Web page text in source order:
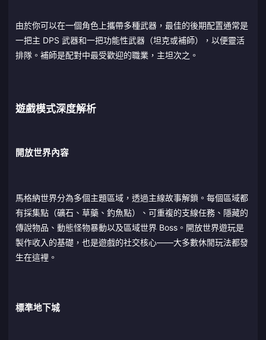
由於你可以在一個角色上攜帶多種武器，最佳的後期配置通常是
一把主 DPS 武器和一把功能性武器（坦克或補師），以便靈活
排隊。補師是配對中最受歡迎的職業，主坦次之。
遊戲模式深度解析
開放世界內容
馬格納世界分為多個主題區域，透過主線故事解鎖。每個區域都
有採集點（礦石、草藥、釣魚點）、可重複的支線任務、隱藏的
傳說物品、動態怪物暴動以及區域世界 Boss。開放世界遊玩是
製作收入的基礎，也是遊戲的社交核心——大多數休閒玩法都發
生在這裡。
標準地下城